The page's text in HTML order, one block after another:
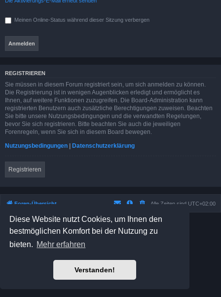
Diese Website nutzt Cookies, um Ihnen den
bestmöglichen Komfort bei der Nutzung zu
bieten. Mehr erfahren
Verstanden!
Meinen Online-Status während dieser Sitzung verbergen
REGISTRIEREN
Sie müssen in diesem Forum registriert sein, um sich anmelden zu können.
Die Registrierung ist in wenigen Augenblicken erledigt und ermöglicht es
Ihnen, auf weitere Funktionen zuzugreifen. Die Board-Administration kann
registrierten Benutzern auch zusätzliche Berechtigungen zuweisen. Beachten
Sie bitte unsere Nutzungsbedingungen und die verwandten Regelungen,
bevor Sie sich registrieren. Bitte beachten Sie auch die jeweiligen
Forenregeln, wenn Sie sich in diesem Board bewegen.
Nutzungsbedingungen
Datenschutzerklärung
Registrieren
Foren-Übersicht Alle Zeiten sind UTC+02:00
Powered byphpBB® Forum Software © phpBB Limited
Prosilver Dark Edition byPremium phpBB Styles
Datenschutz